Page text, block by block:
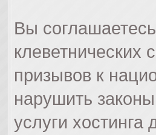
Вы
призывов к
нарушить
услуги